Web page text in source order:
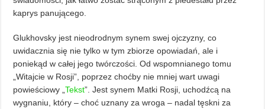
kaprys panującego.
Glukhovsky jest nieodrodnym synem swej ojczyzny, co
uwidacznia się nie tylko w tym zbiorze opowiadań, ale i
poniekąd w całej jego twórczości. Od wspomnianego tomu
„Witajcie w Rosji”, poprzez choćby nie mniej wart uwagi
powieściowy „Tekst”. Jest synem Matki Rosji, uchodźcą na
wygnaniu, który – choć uznany za wroga – nadal tęskni za